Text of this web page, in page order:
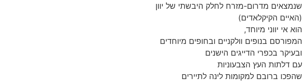
שנמצאים מדרום-מזרח לחלק היבשתי של יוון
(האיים הקיקלאדים)
הוא אי יווני מיוחד,
המפורסם בנופים וולקניים ובחופים מיוחדים
ובעיקר בכפרי הדייגים הישנים
עם דלתות העץ הצבעוניות
שהפכו ברובם למקומות לינה לתיירים